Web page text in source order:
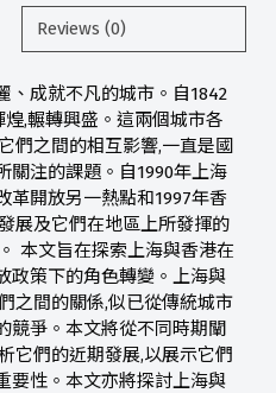
Reviews (0)
、成就不凡的城市。自1842
,輾轉興盛。這兩個城市各
們之間的相互影響,一直是國
關注的課題。自1990年上海
革開放另一熱點和1997年香
展及它們在地區上所發揮的
本文旨在探索上海與香港在
政策下的角色轉變。上海與
之間的關係,似已從傳統城市
競爭。本文將從不同時期闡
它們的近期發展,以展示它們
要性。本文亦將探討上海與